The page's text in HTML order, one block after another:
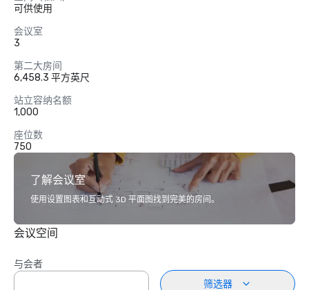
可供使用
会议室
3
第二大房间
6,458.3 平方英尺
站立容纳名额
1,000
座位数
750
了解会议室
使用设置图表和互动式 3D 平面图找到完美的房间。
会议空间
与会者
筛选器